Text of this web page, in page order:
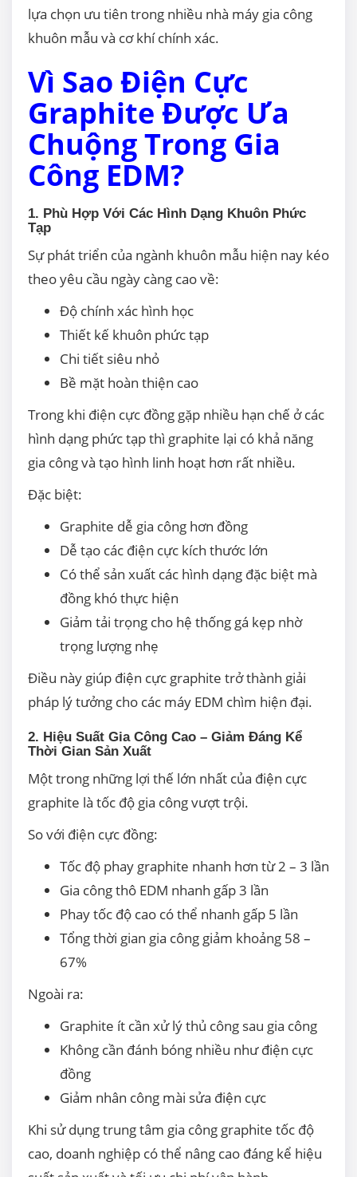
lựa chọn ưu tiên trong nhiều nhà máy gia công
khuôn mẫu và cơ khí chính xác.
Vì Sao Điện Cực
Graphite Được Ưa
Chuộng Trong Gia
Công EDM?
1. Phù Hợp Với Các Hình Dạng Khuôn Phức
Tạp
Sự phát triển của ngành khuôn mẫu hiện nay kéo
theo yêu cầu ngày càng cao về:
Độ chính xác hình học
Thiết kế khuôn phức tạp
Chi tiết siêu nhỏ
Bề mặt hoàn thiện cao
Trong khi điện cực đồng gặp nhiều hạn chế ở các
hình dạng phức tạp thì graphite lại có khả năng
gia công và tạo hình linh hoạt hơn rất nhiều.
Đặc biệt:
Graphite dễ gia công hơn đồng
Dễ tạo các điện cực kích thước lớn
Có thể sản xuất các hình dạng đặc biệt mà
đồng khó thực hiện
Giảm tải trọng cho hệ thống gá kẹp nhờ
trọng lượng nhẹ
Điều này giúp điện cực graphite trở thành giải
pháp lý tưởng cho các máy EDM chìm hiện đại.
2. Hiệu Suất Gia Công Cao – Giảm Đáng Kể
Thời Gian Sản Xuất
Một trong những lợi thế lớn nhất của điện cực
graphite là tốc độ gia công vượt trội.
So với điện cực đồng:
Tốc độ phay graphite nhanh hơn từ 2 – 3 lần
Gia công thô EDM nhanh gấp 3 lần
Phay tốc độ cao có thể nhanh gấp 5 lần
Tổng thời gian gia công giảm khoảng 58 –
67%
Ngoài ra:
Graphite ít cần xử lý thủ công sau gia công
Không cần đánh bóng nhiều như điện cực
đồng
Giảm nhân công mài sửa điện cực
Khi sử dụng trung tâm gia công graphite tốc độ
cao, doanh nghiệp có thể nâng cao đáng kể hiệu